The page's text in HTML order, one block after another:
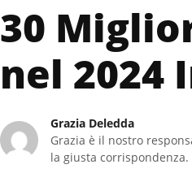
30
nel 2024
Grazia Deledda
Grazia è il nostro
la giusta